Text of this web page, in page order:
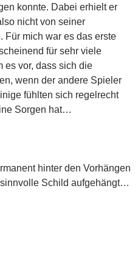
konnte. Dabei erhielt er
nicht von seiner
Für mich war es das erste
für sehr viele
es vor, dass sich die
wenn der andere Spieler
fühlten sich regelrecht
Sorgen hat…
hinter den Vorhängen
Schild aufgehängt…